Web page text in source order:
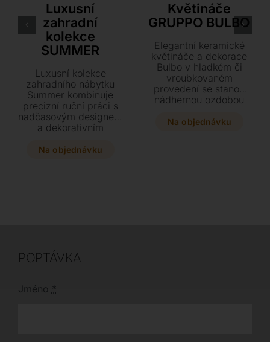
Luxusní
zahradní
kolekce
SUMMER
Luxusní kolekce
zahradního nábytku
Summer kombinuje
precizní ruční práci s
nadčasovým designem
a dekorativním
variabilní řada z hliníku
Na objednávku
Květináče
GRUPPO BULBO
Elegantní keramické
květináče a dekorace
Bulbo v hladkém či
vroubkovaném
provedení se stanou
nádhernou ozdobou
Vyberte si z luxusních
Na objednávku
POPTÁVKA
Jméno *